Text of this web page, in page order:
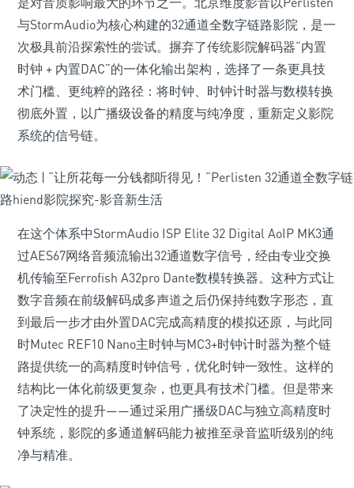
与StormAudio为核心构建的32通道全数字链路影院，是一
次极具前沿探索性的尝试。摒弃了传统影院解码器“内置
时钟 + 内置DAC”的一体化输出架构，选择了一条更具技
术门槛、更纯粹的路径：将时钟、时钟计时器与数模转换
彻底外置，以广播级设备的精度与纯净度，重新定义影院
系统的信号链。
在这个体系中StormAudio ISP Elite 32 Digital AoIP MK3通
过AES67网络音频流输出32通道数字信号，经由专业交换
机传输至Ferrofish A32pro Dante数模转换器。这种方式让
数字音频在前级解码成多声道之后仍保持纯数字形态，直
到最后一步才由外置DAC完成高精度的模拟还原，与此同
时Mutec REF10 Nano主时钟与MC3+时钟计时器为整个链
路提供统一的高精度时钟信号，优化时钟一致性。这样的
结构比一体化前级更复杂，也更具有技术门槛。但是带来
了决定性的提升——通过采用广播级DAC与独立高精度时
钟系统，影院的多通道解码能力被推至录音监听级别的纯
净与精准。